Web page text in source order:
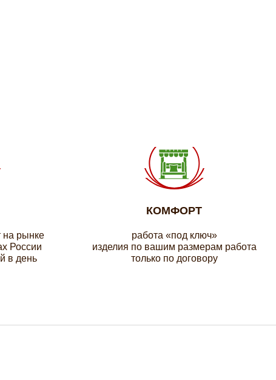
на рынке
России
в день
КОМФОРТ
работа «под ключ»
изделия по вашим размерам работа
только по договору